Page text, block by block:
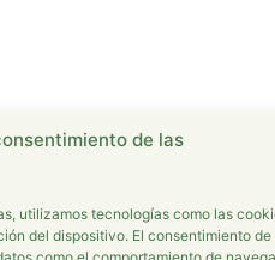
de las
utilizamos tecnologías como las
del dispositivo. El consentimiento de